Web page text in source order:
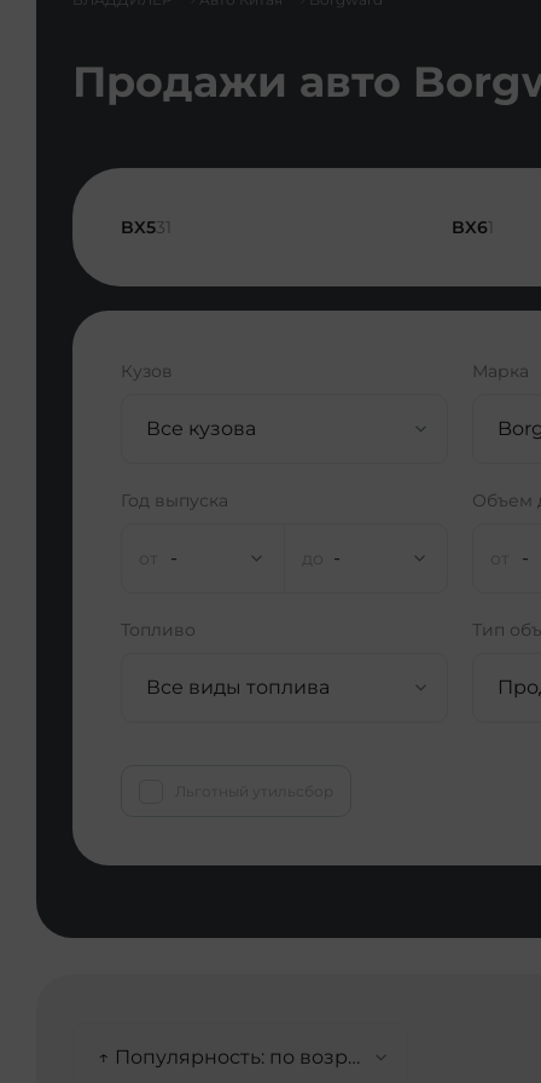
Продажи авто
BX531 BX61
Кузов
Все кузова
Марка
Год выпуска
- -
Объем
-
Топливо
Все виды топлива
Тип
↑ Популярность: по возрастанию